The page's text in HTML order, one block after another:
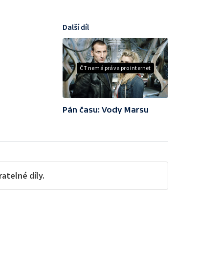
ČT nemá práva pro internet
Další díl
Pán času: Vody Marsu
díly.